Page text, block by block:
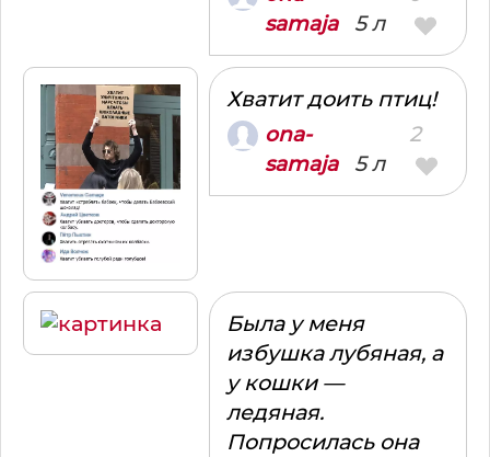
samaja5 л
Хватит доить птиц!
ona-
samaja5 л
2
Была у меня
избушка лубяная, а
у кошки —
ледяная.
Попросилась она